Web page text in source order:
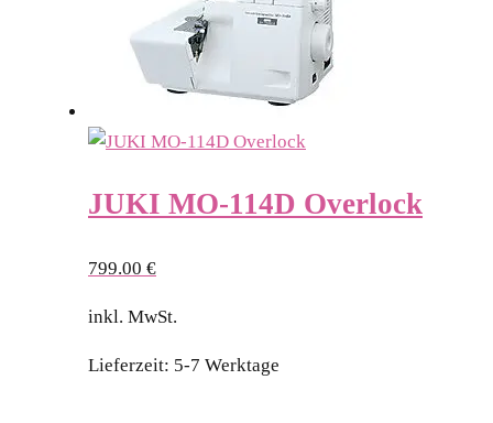
JUKI MO-114D Overlock
799.00 €
inkl. MwSt.
Lieferzeit: 5-7 Werktage